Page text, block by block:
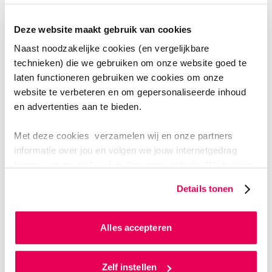
Deze website maakt gebruik van cookies
Naast noodzakelijke cookies (en vergelijkbare
technieken) die we gebruiken om onze website goed te
laten functioneren gebruiken we cookies om onze
website te verbeteren en om gepersonaliseerde inhoud
en advertenties aan te bieden.
Met deze cookies verzamelen wij en onze partners
informatie over jou en volgen we jouw internetgedrag
website en communicatie aan op jouw voorkeuren. Ook
van jouw internetgedrag.
Als je op ‘Alles accepteren’ klikt dan geef je ons
toestemming om cookies voor social media en
Details tonen
Alles accepteren
Zelf instellen
Lees hier meer over de sprekers
WORKSHOPS IN DE MIDDAG
I n de middag ga je zelf aan de slag. Kies uit onder
andere:
Bouwen in Vertrouwen – gezinsgerichte vaktherapie
neuro-inclusieve interactie
Focusgroep - beeldende therapie bij complex